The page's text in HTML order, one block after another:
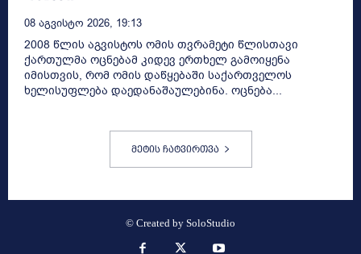
08 Აგვისტო 2026, 19:13
2008 წლის აგვისტოს ომის თვრამეტი წლისთავი
ქართულმა ოცნებამ კიდევ ერთხელ გამოიყენა
იმისთვის, რომ ომის დაწყებაში საქართველოს
ხელისუფლება დაედანაშაულებინა. ოცნება...
მეტის ჩატვირთვა
© Created by SoloStudio